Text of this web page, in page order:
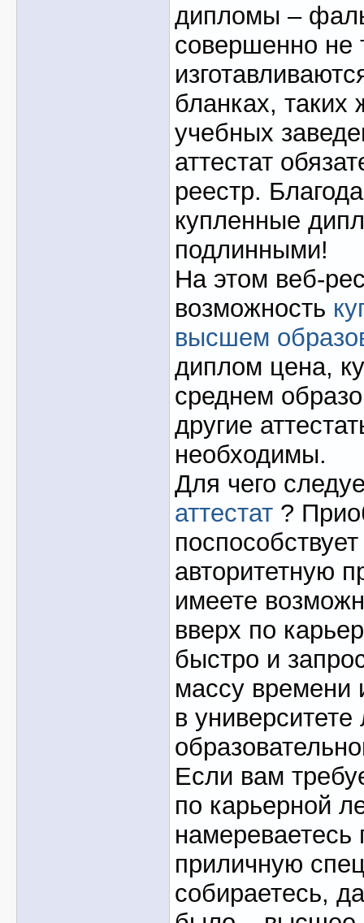
дипломы –
совершенно не
бланках, таких
учебных
аттестат
реестр.
купленные
подлинными!
На этом веб-
возможность
высшем
диплом цена,
среднем
другие
необходимы.
Для чего
аттестат ?
авторитетную
имеете
вверх по
быстро и
массу времени
в
Если вам
по карьерной
намереваетесь
приличную
собираетесь,